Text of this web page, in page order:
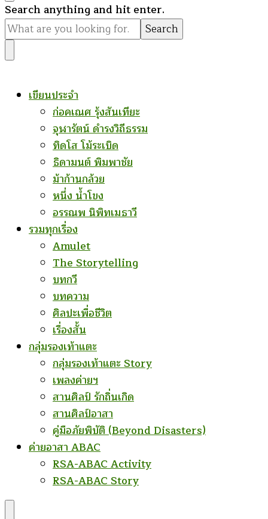
Looking
for
Something?
Search anything and hit enter.
เขียนประจำ
ก่อคเณศ รุ้งสันเทียะ
จุฬารัตน์ ดำรงวิถีธรรม
ทิดโส โม้ระเบิด
ธิดามนต์ พิมพาชัย
ม้าก้านกล้วย
หนึ่ง น้ำโขง
อรรณพ นิพิทเมธาวี
รวมทุกเรื่อง
Amulet
The Storytelling
บทกวี
บทความ
ศิลปะเพื่อชีวิต
เรื่องสั้น
กลุ่มรองเท้าแตะ
กลุ่มรองเท้าแตะ Story
เพลงค่ายฯ
สานศิลป์ รักถิ่นเกิด
สานศิลป์อาสา
คู่มือภัยพิบัติ (Beyond Disasters)
ค่ายอาสา ABAC
RSA-ABAC Activity
RSA-ABAC Story